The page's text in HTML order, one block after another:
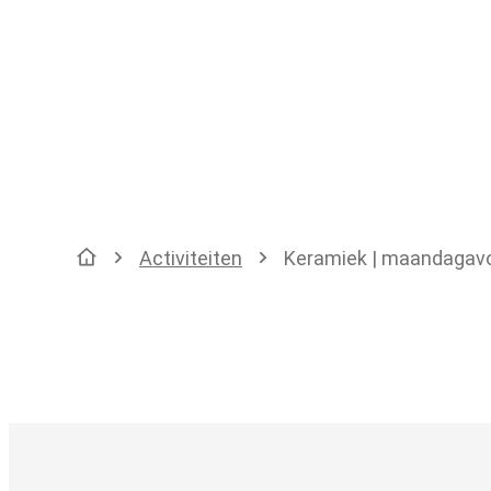
Startpagina
Activiteiten Keramiek |